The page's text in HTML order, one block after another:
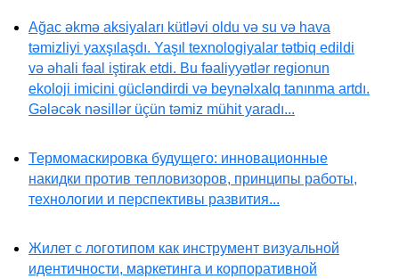
Ağac əkmə aksiyaları kütləvi oldu və su və hava
təmizliyi yaxşılaşdı. Yaşıl texnologiyalar tətbiq edildi
və əhali fəal iştirak etdi. Bu fəaliyyətlər regionun
ekoloji imicini gücləndirdi və beynəlxalq tanınma artdı.
Gələcək nəsillər üçün təmiz mühit yaradı...
Термомаскировка будущего: инновационные
накидки против тепловизоров, принципы работы,
технологии и перспективы развития...
Жилет с логотипом как инструмент визуальной
идентичности, маркетинга и корпоративной